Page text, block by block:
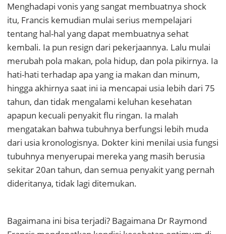
Menghadapi vonis yang sangat membuatnya shock
itu, Francis kemudian mulai serius mempelajari
tentang hal-hal yang dapat membuatnya sehat
kembali. Ia pun resign dari pekerjaannya. Lalu mulai
merubah pola makan, pola hidup, dan pola pikirnya. Ia
hati-hati terhadap apa yang ia makan dan minum,
hingga akhirnya saat ini ia mencapai usia lebih dari 75
tahun, dan tidak mengalami keluhan kesehatan
apapun kecuali penyakit flu ringan. Ia malah
mengatakan bahwa tubuhnya berfungsi lebih muda
dari usia kronologisnya. Dokter kini menilai usia fungsi
tubuhnya menyerupai mereka yang masih berusia
sekitar 20an tahun, dan semua penyakit yang pernah
dideritanya, tidak lagi ditemukan.
Bagaimana ini bisa terjadi? Bagaimana Dr Raymond